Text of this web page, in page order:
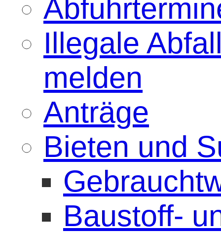
Illegale
melden
Anträge
Bieten und
Baustoff-